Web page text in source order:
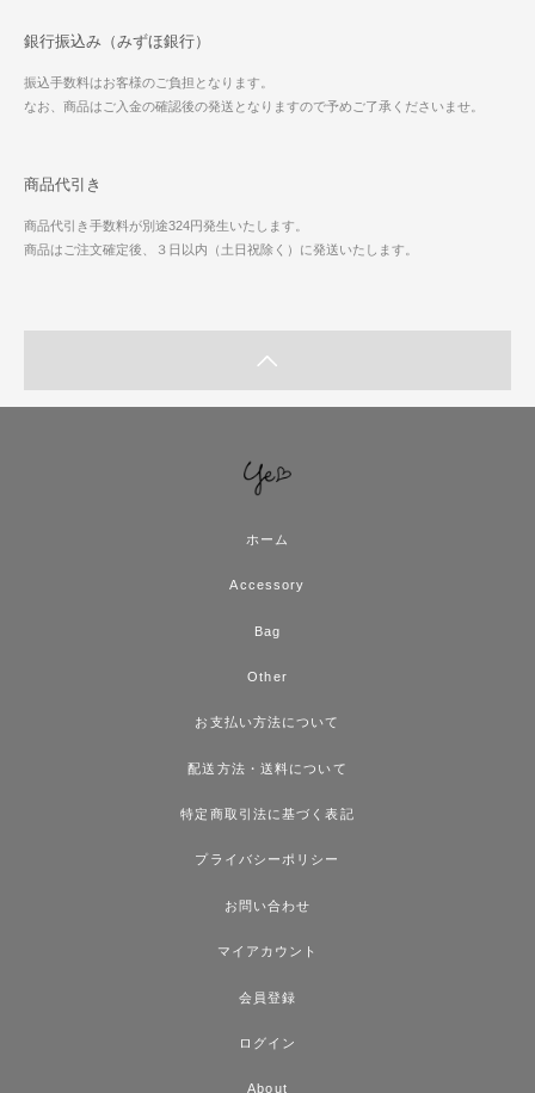
銀行振込み（みずほ銀行）
振込手数料はお客様のご負担となります。
なお、商品はご入金の確認後の発送となりますので予めご了承くださいませ。
商品代引き
商品代引き手数料が別途324円発生いたします。
商品はご注文確定後、３日以内（土日祝除く）に発送いたします。
ホーム
Accessory
Bag
Other
お支払い方法について
配送方法・送料について
特定商取引法に基づく表記
プライバシーポリシー
お問い合わせ
マイアカウント
会員登録
ログイン
About